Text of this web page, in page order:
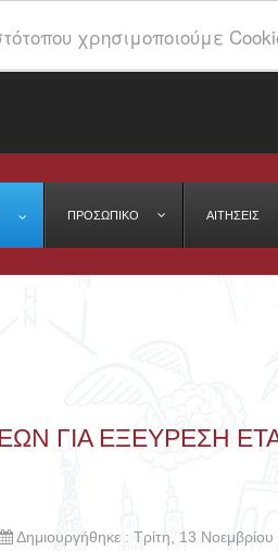
χρησιμοποιούμε
ΠΡΟΣΩΠΙΚΌ ΑΙΤΉΣΕΙΣ
ΓΙΑ ΕΞΕΎΡΕΣΗ
Δημιουργήθηκε : Τρίτη, 13